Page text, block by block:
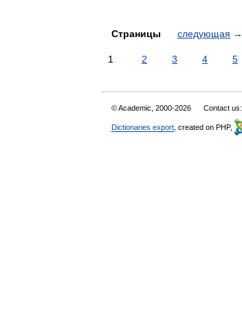
Страницы следующая →
1 2 3 4 5
© Academic, 2000-2026 Contact us:
Dictionaries export , created on PHP,